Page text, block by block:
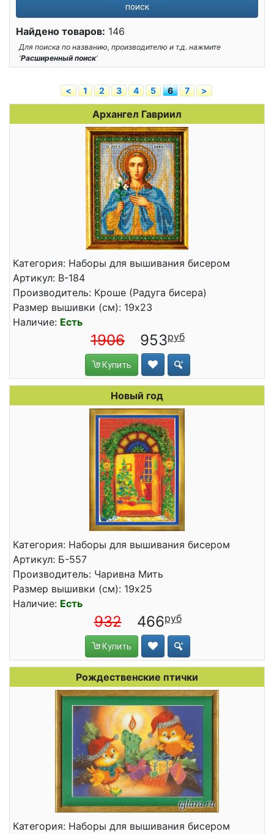
поиск
Найдено товаров: 146
Для поиска по названию, производителю и т.д. нажмите
'Расширенный поиск'
< 1 2 3 4 5 6 7 >
Архангел Гавриил
Категория: Наборы для вышивания бисером
Артикул: В-184
Производитель: Кроше (Радуга бисера)
Размер вышивки (см): 19x23
Наличие: Есть
1906 953
Купить
Новый год
Категория: Наборы для вышивания бисером
Артикул: Б-557
Производитель: Чаривна Мить
Размер вышивки (см): 19x25
Наличие: Есть
932 466
Купить
Рождественские птички
Категория: Наборы для вышивания бисером